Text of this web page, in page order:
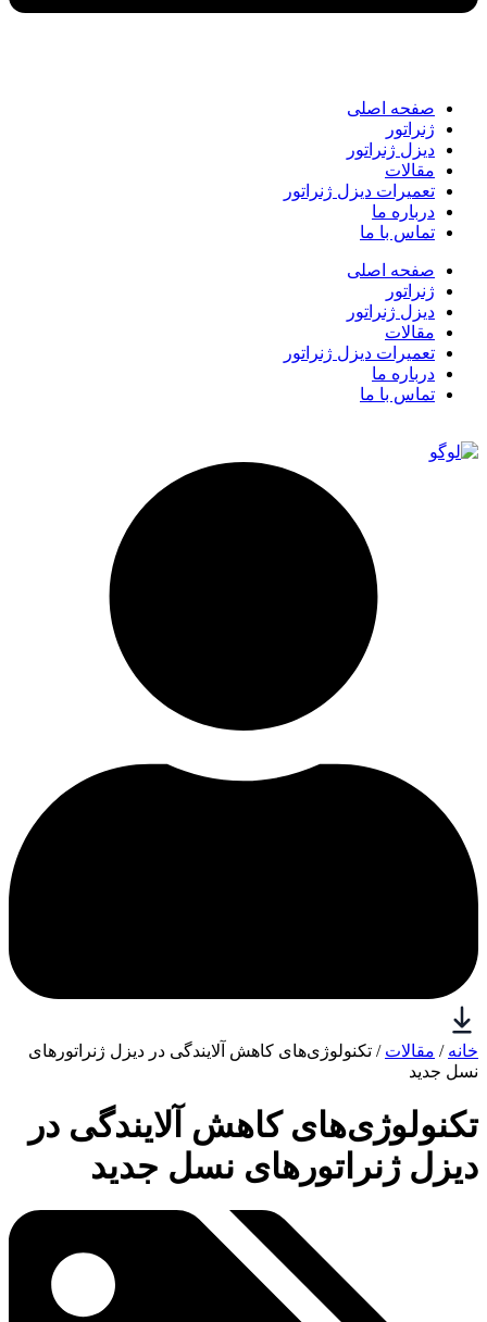
صفحه اصلی
ژنراتور
دیزل ژنراتور
مقالات
تعمیرات دیزل ژنراتور
درباره ما
تماس با ما
صفحه اصلی
ژنراتور
دیزل ژنراتور
مقالات
تعمیرات دیزل ژنراتور
درباره ما
تماس با ما
خانه / مقالات / تکنولوژی‌های کاهش آلایندگی در دیزل ژنراتورهای
نسل جدید
تکنولوژی‌های کاهش آلایندگی در
دیزل ژنراتورهای نسل جدید